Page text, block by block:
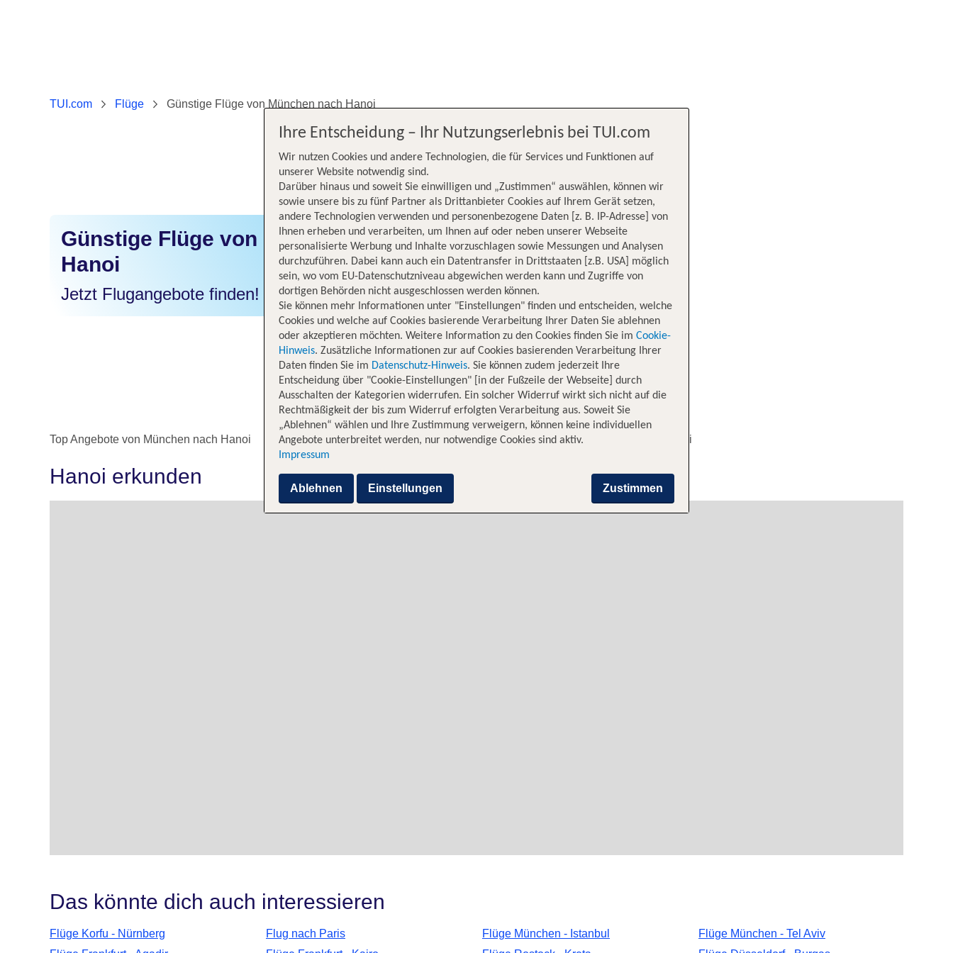
TUI.com Flüge Günstige Flüge von München nach Hanoi
Günstige Flüge von München nach
Hanoi
Jetzt Flugangebote finden!
Top Angebote von München nach Hanoi Alternative Flugverbindungen nach Hanoi
Hanoi erkunden
Das könnte dich auch interessieren
Flüge Korfu - Nürnberg Flug nach Paris Flüge München - Istanbul
Flüge München - Tel Aviv
Ihre Entscheidung – Ihr Nutzungserlebnis bei TUI.com
Wir nutzen Cookies und andere Technologien, die für Services und Funktionen auf
unserer Website notwendig sind.
Darüber hinaus und soweit Sie einwilligen und „Zustimmen“ auswählen, können wir
sowie unsere bis zu fünf Partner als Drittanbieter Cookies auf Ihrem Gerät setzen,
andere Technologien verwenden und personenbezogene Daten [z. B. IP-Adresse] von
Ihnen erheben und verarbeiten, um Ihnen auf oder neben unserer Webseite
personalisierte Werbung und Inhalte vorzuschlagen sowie Messungen und Analysen
durchzuführen. Dabei kann auch ein Datentransfer in Drittstaaten [z.B. USA] möglich
sein, wo vom EU-Datenschutzniveau abgewichen werden kann und Zugriffe von
dortigen Behörden nicht ausgeschlossen werden können.
Sie können mehr Informationen unter "Einstellungen" finden und entscheiden, welche
Cookies und welche auf Cookies basierende Verarbeitung Ihrer Daten Sie ablehnen
oder akzeptieren möchten. Weitere Information zu den Cookies finden Sie im Cookie-
Hinweis. Zusätzliche Informationen zur auf Cookies basierenden Verarbeitung Ihrer
Daten finden Sie im Datenschutz-Hinweis. Sie können zudem jederzeit Ihre
Entscheidung über "Cookie-Einstellungen" [in der Fußzeile der Webseite] durch
Ausschalten der Kategorien widerrufen. Ein solcher Widerruf wirkt sich nicht auf die
Rechtmäßigkeit der bis zum Widerruf erfolgten Verarbeitung aus. Soweit Sie
„Ablehnen“ wählen und Ihre Zustimmung verweigern, können keine individuellen
Angebote unterbreitet werden, nur notwendige Cookies sind aktiv.
Impressum
Zustimmen
Ablehnen Einstellungen